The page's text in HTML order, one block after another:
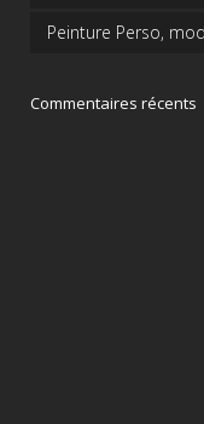
Peinture Perso,
Commentaires récents